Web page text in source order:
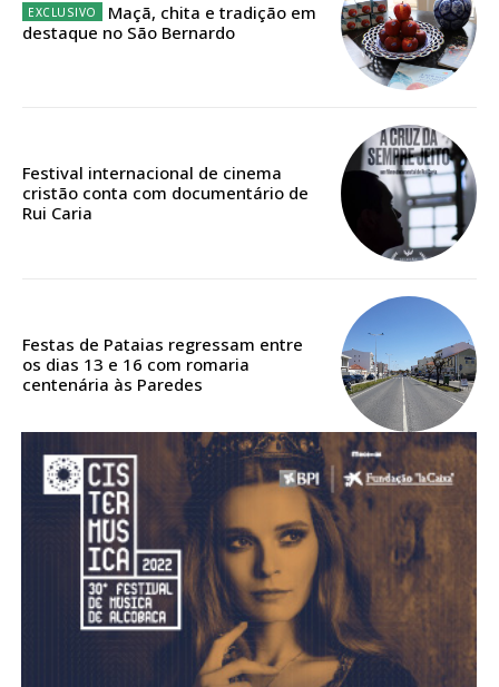
Acesso aos conteúdos Exclusivos para
16€
Acesso ao conteúdo online
Acesso aos conteúdos Exclusivos para
assinantes
Ofertas para assinatura anual
Escolha o plano
Maçã, chita e tradição em
destaque no São Bernardo
Festival internacional de cinema
cristão conta com documentário de
Rui Caria
Festas de Pataias regressam entre
os dias 13 e 16 com romaria
centenária às Paredes